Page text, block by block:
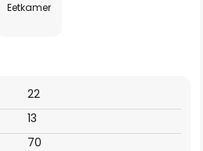
Eetkamer
13
22
70